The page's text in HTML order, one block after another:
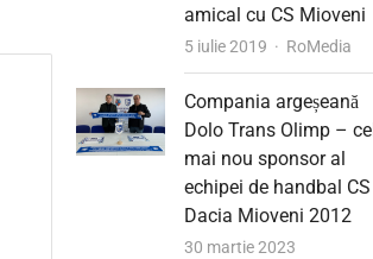
amical cu CS Mioveni
5 iulie 2019 Author
RoMedia
Compania argeșeană
Dolo Trans Olimp – cel
mai nou sponsor al
echipei de handbal CS
Dacia Mioveni 2012
30 martie 2023